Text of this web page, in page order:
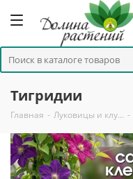
Тигридии
Главная - Луковицы и клу… -